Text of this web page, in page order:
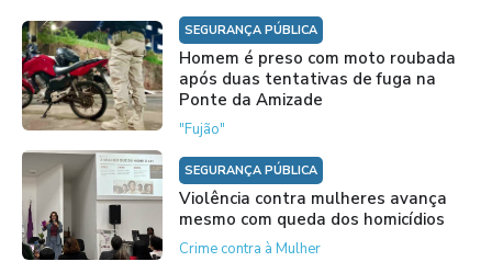
SEGURANÇA PÚBLICA
Homem é preso com moto roubada
após duas tentativas de fuga na
Ponte da Amizade
"Fujão"
SEGURANÇA PÚBLICA
Violência contra mulheres avança
mesmo com queda dos homicídios
Crime contra à Mulher